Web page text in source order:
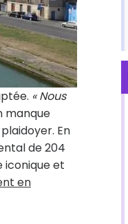
« Nous
manque
En
de 204
iconique et
en